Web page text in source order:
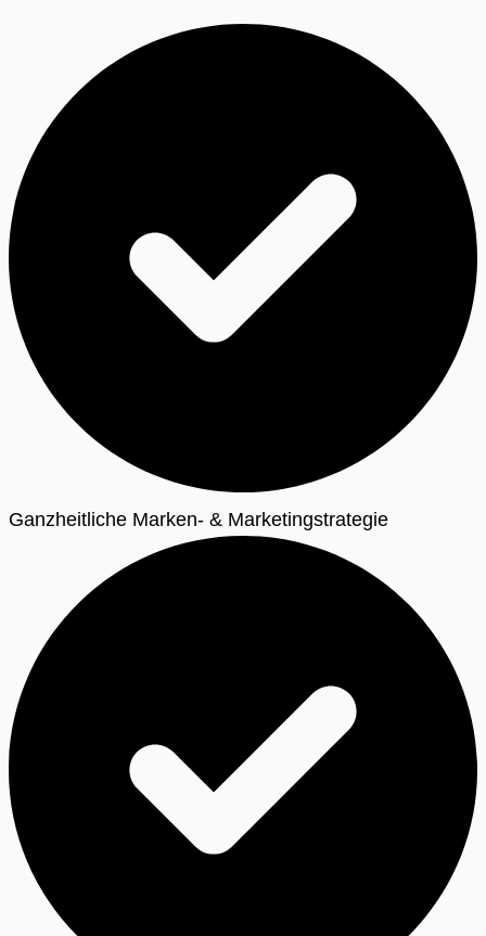
Ganzheitliche Marken- & Marketingstrategie